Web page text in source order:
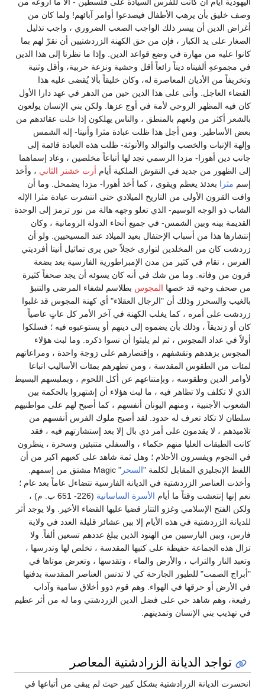
وصف خليق بأن يرهب الأطفال فيصدعوا أوامر آبائهم! ولما كان من
أغراض الدين أن ييسر ذلك الواجب الصعب الضروري ، واجب تذليل
الصغار على يد الكبار ، فإن من حق الكهنة الزردشتيين أن نقرّ لهم بما
كانوا عليه من مهارة في وضع قواعد الدين. وإذا ما نظرنا إلى هذا الدين
في مجموعهِ ألفيناه ديناً رائعاً أقل وحشية ونزعة حربية، وأقل وثنية
وتخريفاً من الأديان المعاصرة له، وكان خليقاً بألا يُقضى عليه هذا
القضاء العاجل. وأتى على هذا الدين حين من الدهر في عهد دارا الأول
كان فيه المظهر الروحي لأمة في أوج عزها. ولكن بني الإنسان يولعون
بالشعر أكثر من ولعهم بالمنطق ، والناس يهلكون إذا خلت عقائدهم من
بعض الأساطير. ومن أجل هذا ظلت عبادة مثرا وأنيتا- إله الشمس
وإلهة الإنبات والخصب والتوالد والأنوثة- ظلت هذه العبادة قائمة إلى
جانب دين أهورا- مزدا الرسمي تجد لها أتباعاً مخلصين ، وعاد إسماهما
إلى الظهور من جديد في النقوش الملكية أيام أرت خشتر الثاني ، وأخذ
إسم مثرا بعدئذ يعظم ويقوى ، كما أخذ أهورا- مزدا يضمحل. وما أن
وافت القرون الأولى من التاريخ الميلادي حتى انتشرت عبادة مثرا الإله
الشاب ذو الوجه الوسيم- الذي تعلو وجهه هالة من نور ترمز إلى الوحدة
القديمة بينه وبين الشمس- في جميع أنحاء الدولة الرومانية ، وكان
إنتشارها هذا من أسباب الإحتفال بعيد الميلاد عند المسيحيين. ولو أن
زردشت كان من المخلدين لتوارى خجلاً حين يرى تماثيل أنيتا أفرديتي
الفرس ، تقام في كثير من مدن الإمبراطورية الفارسية بعد بضعة
قرون من وفاته. وما من شك في أنه كان يسوئه أن يجد صحفاً كثيرة
من صحف وحيه قد خصها المجوس بطلاسم لشفاء المرضى والتنبؤ
بالغيب والسحرز وذلك أن "الرجال العقلاء" أي كهنة المجوس قد غلبوا
زردشت على أمره ، كما يغلب الكهنة في آخر الأمر كل عاتٍ عاصياً
كان أو زنديقاً ، وذلك بأن يضموه إلى دينهم أو يستوعبوه فيه ؛ فسلكوا
أولاً في عداد المجوس ، ثم لم يلبثوا أن نسوا ذكره. وما لبث هؤلاء
المجوس بزهدهم وتقشفهم ، وإقتصارهم على زوجة واحدة ، ومراعاتهم
لمئات من الطقوس المقدسة ، ومن تطهرهم بمئات الأساليب اتباعا
لأوامر الدين وطقوسه ، وبإمتناعهم عن أكل اللحوم ، وبملبسهم البسيط
الذي لا تكلف ولا تظاهر فيه ، ما لبث هؤلاء أن إشتهروا بالحكمة بين
الشعوب الأجنبية ، ومنهم اليونان أنفسهم ، كما أصبح لهم على مواطنيهم
سلطان لا تكاد تعرف له حدود. لقد أصبح ملوك الفرس أنفسهم من
تلاميذهم ، لا يقدمون على أمر ذي بال إلا بعد إستشارتهم فيه ، فقد
كانت الطبقات العليا منهم حكماء ، والسفلي متنبئين وسحرة ، ينظرون
في النجوم ويفسرون الأحلام ؛ وهل ثمة شاهد على كعبهم اكبر من أن
اللفظ الإنجليزي المقابل لكلمة "السحر
" Magic مشتق من إسمهم.
وأخذت العناصر الزردشتية في الديانة الفارسية تتضاءل عاماً بعد عام ؛
نعم إنها إنتعشت وقتاً ما أيام الأسرة الساسانية
(226- 651 ب. م) ،
ولكن الفتح الإسلامي وغزو التتار قضيا عليها القضاء الأخير. ولا يوجد أثر
للديانة الزردشتية في هذه الأيام إلا بين عشائر قليلة العدد في ولاية
فارس، وبين البارسيين من الهنود الذين يبلغ عددهم تسعين ألفاً. ولا
تزال هذه الجماعة حفيظة على كتبها المقدسة ، تخلص لها وتدرسها ،
وتعبد النار والتراب ، والأرض والماء ، وتقدسها ، وتعرض موتاها في
"أبراج الصمت" للطيور الجارحة كي لا تدنس العناصر المقدسة بدفنها
في الأرض أو حرقها في الهواء. وهم قوم ذوو أخلاق سامية وآداب
رفيعة، وهم شاهد حي على فضل الدين الزردشتي وما له من أثر عظيم
في تهذيب بني الإنسان وتمدينهم.
تواجد الديانة الزرادشتية المعاصر
انحسرت الديانة الزرادشتية بشكل كبير حيث لم يبقى من أتباعها في